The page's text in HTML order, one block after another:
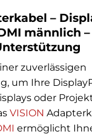
–
männlich –
zuverlässigen
um Ihre
oder
VISION
ermöglicht